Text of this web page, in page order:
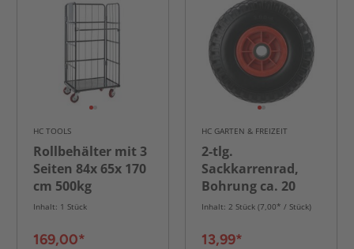
HC TOOLS
Rollbehälter mit 3
Seiten 84x 65x 170
cm 500kg
Inhalt: 1 Stück
169,00*
HC GARTEN & FREIZEIT
2-tlg.
Sackkarrenrad,
Bohrung ca. 20
mm - Rot/Schwarz
Inhalt: 2 Stück (7,00* / Stück)
13,99*